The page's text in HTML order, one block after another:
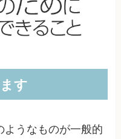
す
ようなものが一般的